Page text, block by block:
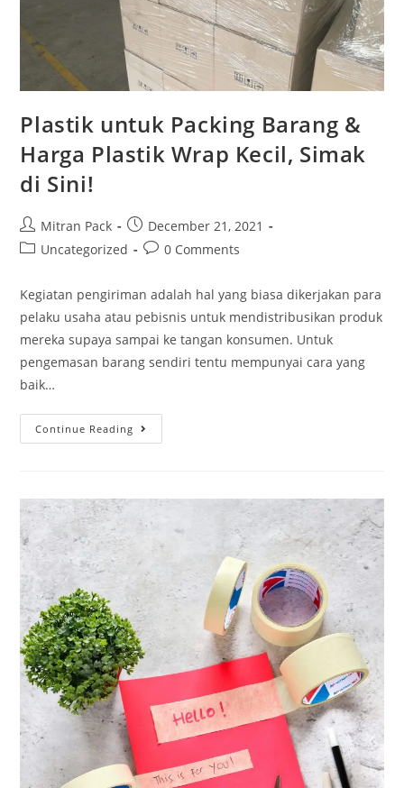
Plastik untuk Packing Barang &
Harga Plastik Wrap Kecil, Simak
di Sini!
Mitran Pack
December 21, 2021
Uncategorized
0 Comments
Kegiatan pengiriman adalah hal yang biasa dikerjakan para
pelaku usaha atau pebisnis untuk mendistribusikan produk
mereka supaya sampai ke tangan konsumen. Untuk
pengemasan barang sendiri tentu mempunyai cara yang
baik…
Continue Reading